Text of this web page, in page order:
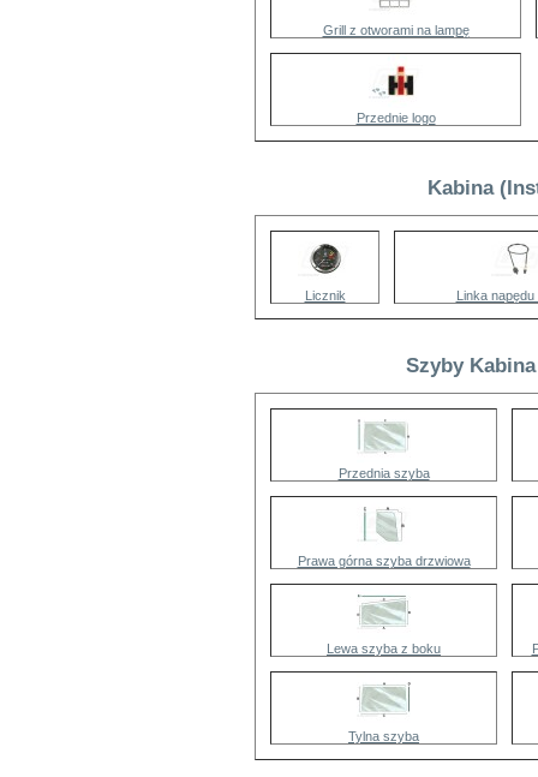
Grill z otworami na lampę
Przednie logo
Kabina
Licznik Linka napędu
Szyby
Przednia szyba
Prawa górna szyba drzwiowa
Lewa szyba z boku
Tylna szyba